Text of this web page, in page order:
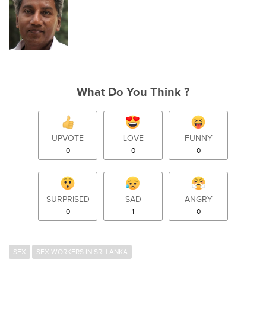
What Do You Think ?
UPVOTE
0
LOVE
0
FUNNY
0
SURPRISED
0
SAD
1
ANGRY
0
SEX SEX WORKERS IN SRI LANKA